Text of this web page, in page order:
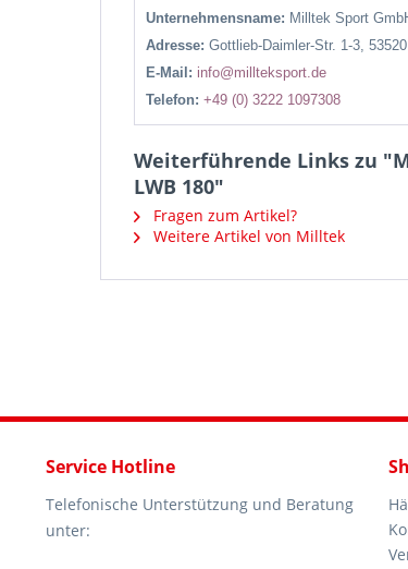
Unternehmensname: Milltek Sport
Adresse: Gottlieb-Daimler-Str. 1-3,
E-Mail: info@millteksport.de
Telefon: +49 (0) 3222 1097308
Weiterführende Links zu
LWB 180"
Fragen zum Artikel?
Weitere Artikel von Milltek
Service Hotline
Telefonische Unterstützung und Beratung
unter: